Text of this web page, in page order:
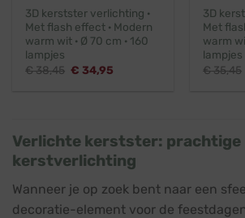
3D kerstster verlichting ·
Met flash effect · Modern
warm wit · Ø 70 cm · 160
lampjes
€38,45 Oorspronkelijke
€ 34,95
3D
Met
warm
lampjes
€35,45
Verlichte kerstster: prachtige
kerstverlichting
Wanneer je op zoek bent naar een
decoratie-element voor de